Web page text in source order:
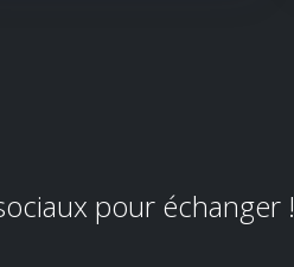
pour échanger !